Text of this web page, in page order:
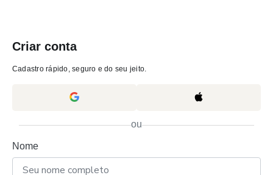
Criar conta
Cadastro rápido, seguro e do seu jeito.
ou
Nome